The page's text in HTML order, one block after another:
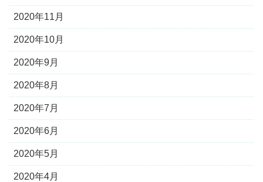
2020年11月
2020年10月
2020年9月
2020年8月
2020年7月
2020年6月
2020年5月
2020年4月